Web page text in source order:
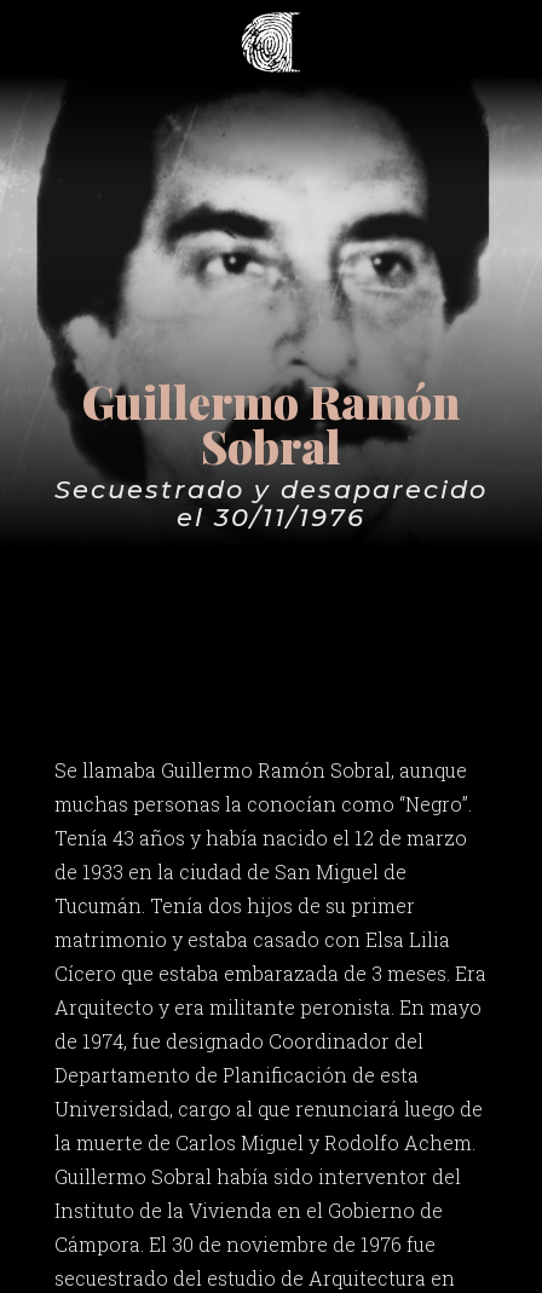
Guillermo Ramón
Sobral
Secuestrado y desaparecido
el 30/11/1976
Se llamaba Guillermo Ramón Sobral, aunque
muchas personas la conocían como “Negro”.
Tenía 43 años y había nacido el 12 de marzo
de 1933 en la ciudad de San Miguel de
Tucumán. Tenía dos hijos de su primer
matrimonio y estaba casado con Elsa Lilia
Cícero que estaba embarazada de 3 meses. Era
Arquitecto y era militante peronista. En mayo
de 1974, fue designado Coordinador del
Departamento de Planificación de esta
Universidad, cargo al que renunciará luego de
la muerte de Carlos Miguel y Rodolfo Achem.
Guillermo Sobral había sido interventor del
Instituto de la Vivienda en el Gobierno de
Cámpora. El 30 de noviembre de 1976 fue
secuestrado del estudio de Arquitectura en